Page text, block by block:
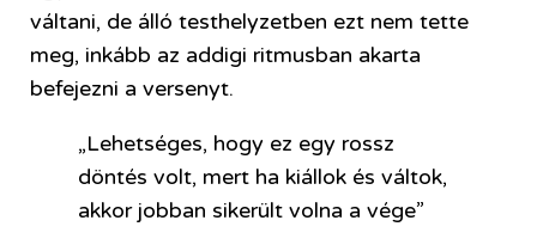
váltani, de álló testhelyzetben ezt nem tette
meg, inkább az addigi ritmusban akarta
befejezni a versenyt.
„Lehetséges, hogy ez egy rossz
döntés volt, mert ha kiállok és váltok,
akkor jobban sikerült volna a vége”